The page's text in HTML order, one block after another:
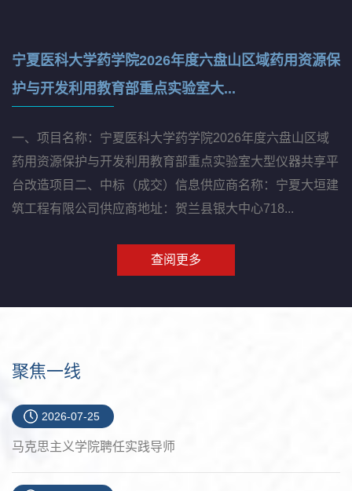
07
宁夏医科大学药学院2026年度六盘山区域药用资源保
护与开发利用教育部重点实验室大...
一、项目名称：宁夏医科大学药学院2026年度六盘山区域
药用资源保护与开发利用教育部重点实验室大型仪器共享平
台改造项目二、中标（成交）信息供应商名称：宁夏大垣建
筑工程有限公司供应商地址：贺兰县银大中心718...
查阅更多
聚焦一线
2026-07-25
马克思主义学院聘任实践导师